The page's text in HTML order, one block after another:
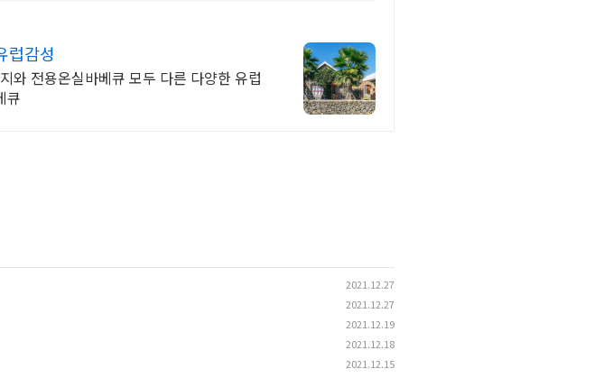
럽감성
와 전용온실바베큐 모두 다른 다양한 유럽
큐
2021.12.27
2021.12.27
2021.12.19
2021.12.18
2021.12.15